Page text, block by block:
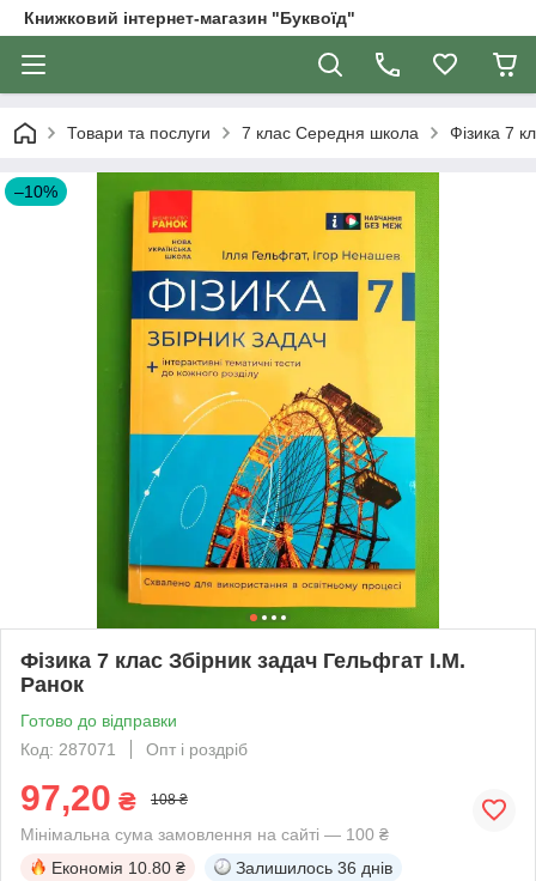
Книжковий інтернет-магазин "Буквоїд"
Товари та послуги 7 клас Середня школа Фізика 7
–10%
Фізика 7 клас Збірник задач Гельфгат І.М.
Ранок
Готово до відправки
Код: 287071
Опт і роздріб
97,20 ₴ 108 ₴
Мінімальна сума замовлення на сайті — 100 ₴
Економія 10.80 ₴ Залишилось 36 днів